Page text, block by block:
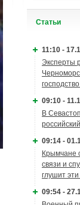
Cтатьи
11:10 -
Эксперты
09:10 -
В
09:14 -
Крымчане
связи и
глушит
09:54 -